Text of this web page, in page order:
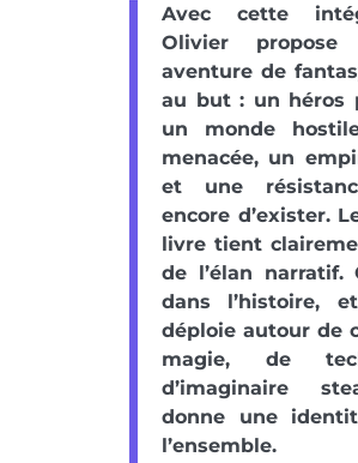
Avec cette
Olivier propose
aventure de
au but : un héros
un monde
menacée, un
et une
encore d’exister.
livre tient
de l’élan
dans l’histoire,
déploie autour de
magie, de
d’imaginaire
donne une
l’ensemble.